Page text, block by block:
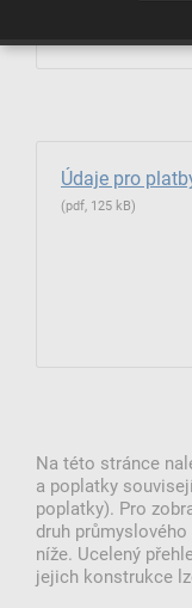
Údaje pro
(pdf, 125 kB)
Na této stránce
a poplatky
poplatky). Pro
druh
níže. Ucelený
jejich konstrukce